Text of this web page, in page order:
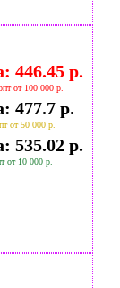
446.45 р.
от 100 000 р.
477.7 р.
от 50 000 р.
535.02 р.
от 10 000 р.